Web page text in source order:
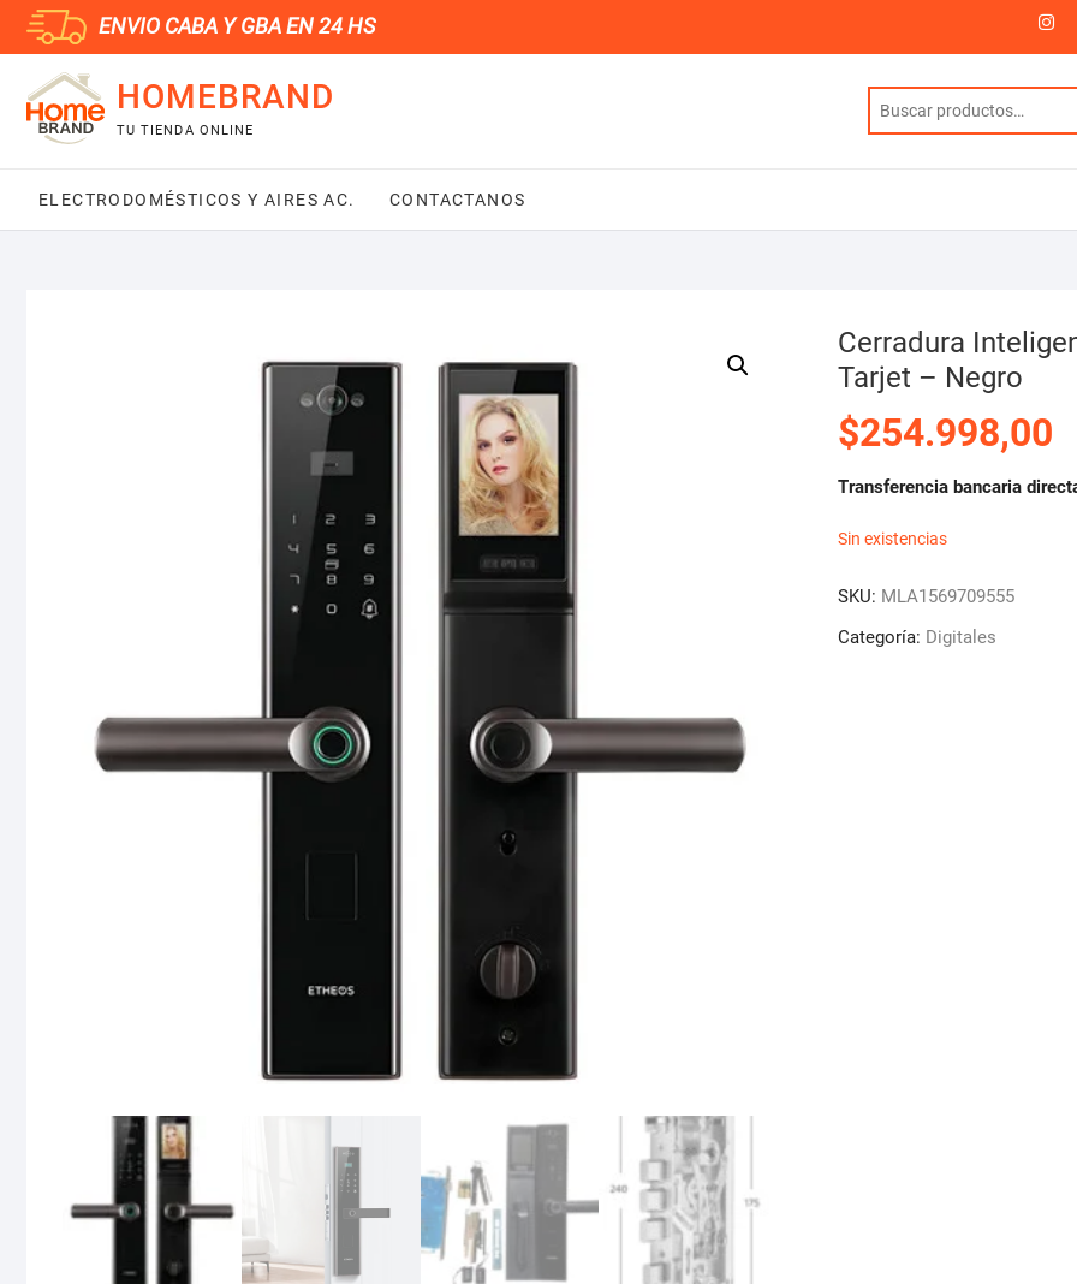
Saltar
contenido
ENVIO CABA Y GBA EN 24 HS
HOMEBRAND
TU TIENDA ONLINE
ELECTRODOMÉSTICOS Y AIRES AC. CONTACTANOS
Cerradura
Tarjet – Negro
$254.998,00
Transferencia bancaria
Sin existencias
SKU: MLA1569709555
Categoría: Digitales